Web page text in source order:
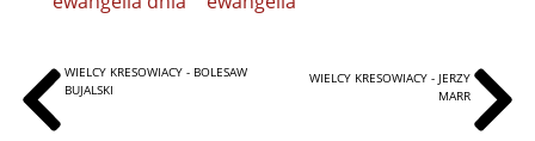
WIELCY KRESOWIACY - BOLESAW
BUJALSKI
WIELCY KRESOWIACY - JERZY
MARR